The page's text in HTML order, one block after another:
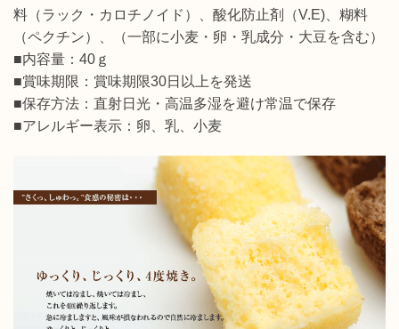
料（ラック・カロチノイド）、酸化防止剤（V.E)、糊料
（ペクチン）、（一部に小麦・卵・乳成分・大豆を含む）
■内容量：40ｇ
■賞味期限：賞味期限30日以上を発送
■保存方法：直射日光・高温多湿を避け常温で保存
■アレルギー表示：卵、乳、小麦